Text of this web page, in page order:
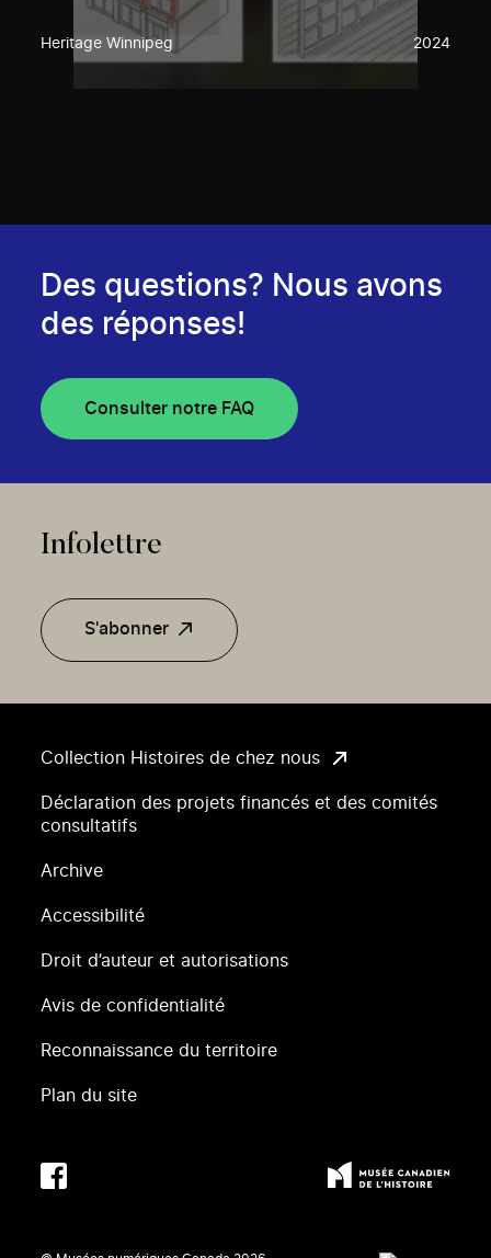
Heritage Winnipeg 2024
Collection Histoires de chez nous
Déclaration des projets financés et des comités
consultatifs
Archive
Accessibilité
Droit d’auteur et autorisations
Avis de confidentialité
Reconnaissance du territoire
Plan du site
Des questions? Nous avons
des réponses!
Consulter notre FAQ
Infolettre
S'abonner